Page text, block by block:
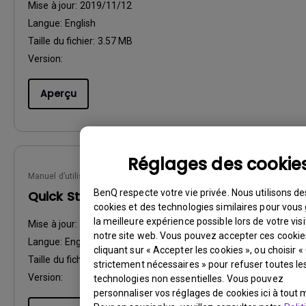
Réglages des
BenQ respecte votre vie privée. Nous utilisons
cookies et des technologies similaires pour
la meilleure expérience possible lors de votre
notre site web. Vous pouvez accepter ces
cliquant sur « Accepter les cookies », ou choisir «
strictement nécessaires » pour refuser toutes
technologies non essentielles. Vous pouvez
personnaliser vos réglages de cookies ici à tout
Mise à jour: 2019/11/12
Langue: English
Taille du fichier: 3.57 MB
Version:
Aperçu
Manuel d’utilisation
Quick Start Guide
Mise à jour:
2015/04/29
Langue: English
Taille du fichier:
14.18 MB
Version: